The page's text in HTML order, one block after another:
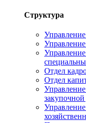
Структура
Отдел
Отдел
закупочной